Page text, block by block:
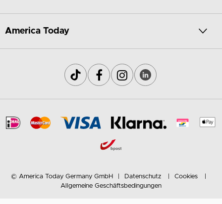
America Today
© America Today Germany GmbH Datenschutz
Cookies
Allgemeine Geschäftsbedingungen